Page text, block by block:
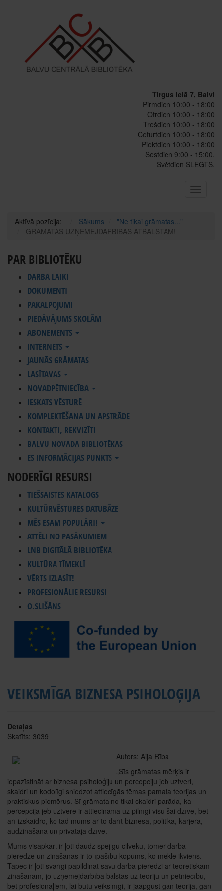
Tirgus ielā 7, Balvi
Pirmdien 10:00 - 18:00
Otrdien 10:00 - 18:00
Trešdien 10:00 - 18:00
Ceturtdien 10:00 - 18:00
Piektdien 10:00 - 18:00
Sestdien 9:00 - 15:00.
Svētdien SLĒGTS.
Toggle
Aktīvā pozīcija: Sākums
"Ne tikai grāmatas..."
GRĀMATAS UZŅĒMĒJDARBĪBAS ATBALSTAM!
PAR BIBLIOTĒKU
DARBA LAIKI
DOKUMENTI
PAKALPOJUMI
PIEDĀVĀJUMS SKOLĀM
ABONEMENTS
INTERNETS
JAUNĀS GRĀMATAS
LASĪTAVAS
NOVADPĒTNIECĪBA
IESKATS VĒSTURĒ
KOMPLEKTĒŠANA UN APSTRĀDE
KONTAKTI, REKVIZĪTI
BALVU NOVADA BIBLIOTĒKAS
ES INFORMĀCIJAS PUNKTS
NODERĪGI RESURSI
TIEŠSAISTES KATALOGS
KULTŪRVĒSTURES DATUBĀZE
MĒS ESAM POPULĀRI!
ATTĒLI NO PASĀKUMIEM
LNB DIGITĀLĀ BIBLIOTĒKA
KULTŪRA TĪMEKLĪ
VĒRTS IZLASĪT!
PROFESIONĀLIE RESURSI
O.SLIŠĀNS
VEIKSMĪGA BIZNESA PSIHOLOĢIJA
Detaļas
Skatīts: 3039
Autors: Aija Rība
„Šīs grāmatas mērķis ir
iepazīstināt ar biznesa psiholoģiju un percepciju jeb uztveri,
skaidri un kodolīgi sniedzot attiecīgās tēmas pamata teorijas un
praktiskus piemērus. Šī grāmata ne tikai skaidri parāda, ka
percepcija jeb uztvere ir attiecināma uz pilnīgi visu šai dzīvē, bet
arī izskaidro, ko tad mums ar to darīt biznesā, politikā, karjerā,
audzināšanā un privātajā dzīvē.
Mums visapkārt ir ļoti daudz spējīgu cilvēku, tomēr darba
pieredze un zināšanas ir to īpašību kopums, ko meklē ikviens.
Tāpēc ir ļoti svarīgi papildināt savu darba pieredzi ar teorētiskām
zināšanām, jo uzņēmējdarbība balstās uz teoriju un pētniecību,
bet profesionāļiem, lai būtu veiksmīgi, ir jāapgūst gan teorija, gan